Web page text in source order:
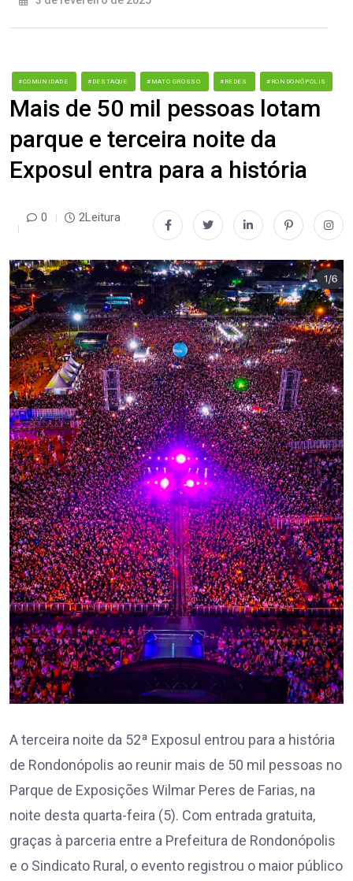
#COMUNIDADE #DESTAQUE #MATO GROSSO #REDES #RONDONÓPOLIS
Mais de 50 mil pessoas lotam
parque e terceira noite da
Exposul entra para a história
0 2Leitura
A terceira noite da 52ª Exposul entrou para a história
de Rondonópolis ao reunir mais de 50 mil pessoas no
Parque de Exposições Wilmar Peres de Farias, na
noite desta quarta-feira (5). Com entrada gratuita,
graças à parceria entre a Prefeitura de Rondonópolis
e o Sindicato Rural, o evento registrou o maior público